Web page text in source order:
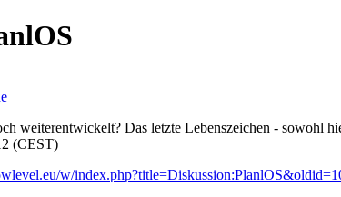
weiterentwickelt? Das letzte Lebenszeichen - sowohl
(CEST)
w/